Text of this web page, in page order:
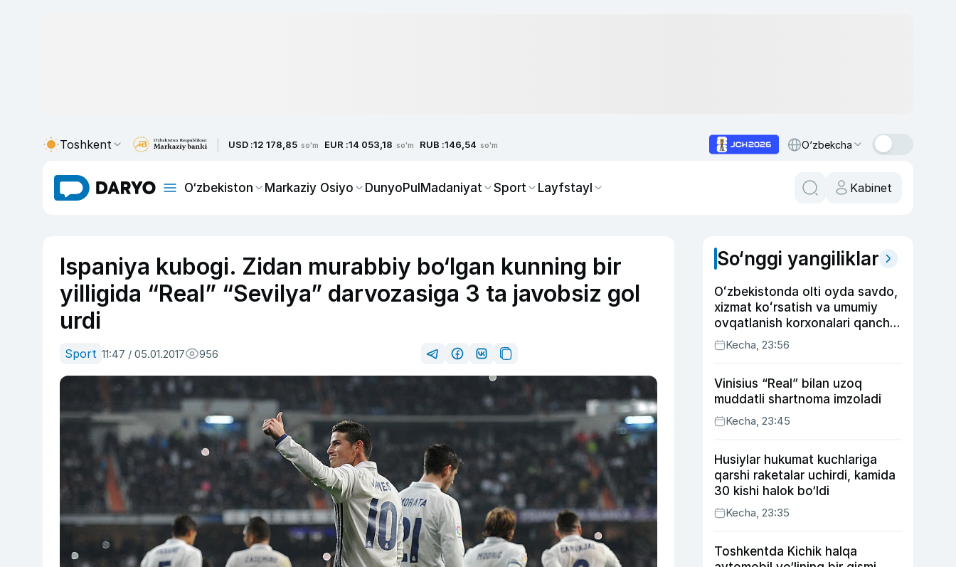
Toshkent USD :12 178,85 so'm EUR :14 053,18 so'm RUB :146,54 so'm O‘zbekcha
O‘zbekiston Markaziy Osiyo DunyoPulMadaniyat Sport Layfstayl Kabinet
Ispaniya kubogi. Zidan murabbiy bo‘lgan kunning bir
yilligida “Real” “Sevilya” darvozasiga 3 ta javobsiz gol
urdi
Sport 11:47 / 05.01.2017 956
So‘nggi yangiliklar
Oʻzbekistonda olti oyda savdo,
xizmat koʻrsatish va umumiy
ovqatlanish korxonalari qancha
soliq toʻlagani ochiqlandi
Kecha, 23:56
Vinisius “Real” bilan uzoq
muddatli shartnoma imzoladi
Kecha, 23:45
Husiylar hukumat kuchlariga
qarshi raketalar uchirdi, kamida
30 kishi halok bo‘ldi
Kecha, 23:35
Toshkentda Kichik halqa